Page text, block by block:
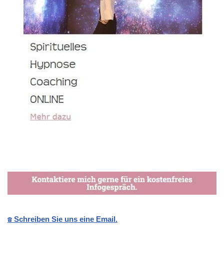
☎️ Schreiben Sie uns eine Email.